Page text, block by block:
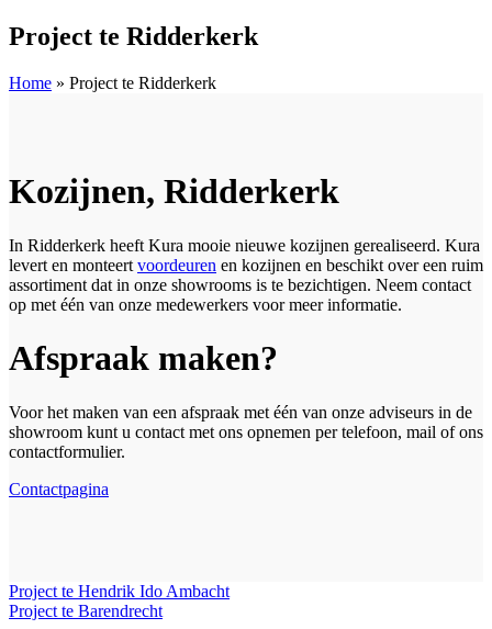
Project te Ridderkerk
Home » Project te Ridderkerk
Kozijnen, Ridderkerk
In Ridderkerk heeft Kura mooie nieuwe kozijnen gerealiseerd. Kura
levert en monteert voordeuren en kozijnen en beschikt over een ruim
assortiment dat in onze showrooms is te bezichtigen. Neem contact
op met één van onze medewerkers voor meer informatie.
Afspraak maken?
Voor het maken van een afspraak met één van onze adviseurs in de
showroom kunt u contact met ons opnemen per telefoon, mail of ons
contactformulier.
Contactpagina
Project te Hendrik Ido Ambacht
Project te Barendrecht